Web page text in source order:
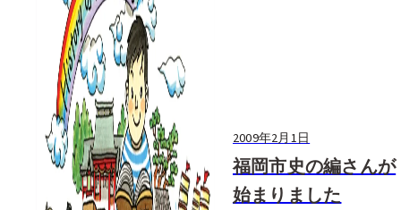
2009年2月1日
福岡市史の編さんが
始まりました